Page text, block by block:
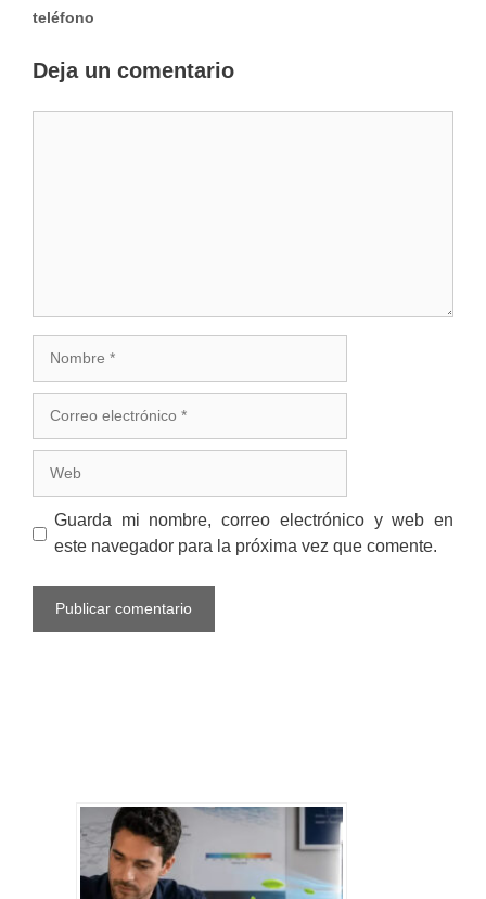
teléfono
Deja un comentario
electrónico
Guarda mi nombre, correo electrónico y web en
este navegador para la próxima vez que comente.